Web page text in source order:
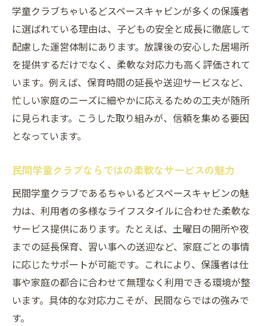
つくば市で学童クラブちゃいるどスペース
キャビンを選ぶ際のポイント
口コミで評判の学童クラブちゃいるどスペ
ースキャビンの活用例
学童クラブちゃいるどスペースキャビンを活用
した子育て支援の新提案
学童クラブちゃいるどスペースキャビンで
広がる子どもの体験
学童クラブちゃいるどスペースキャビンが
つくば市で充実した学童クラブちゃいるど
スペースキャビンのサポート
学童クラブちゃいるどスペースキャビン活
用による成長機会の創出
保護者が選ぶ学童クラブちゃいるどスペー
スキャビンの理由
学童クラブちゃいるどスペースキャビンが多くの保護者
に選ばれている理由は、子どもの安全と成長に徹底して
配慮した運営体制にあります。放課後の安心した居場所
を提供するだけでなく、柔軟な対応力も高く評価されて
います。例えば、保育時間の延長や送迎サービスなど、
忙しい家庭のニーズに細やかに応えるための工夫が随所
に見られます。こうした取り組みが、信頼を集める要因
となっています。
民間学童クラブならではの柔軟なサービスの魅力
民間学童クラブであるちゃいるどスペースキャビンの魅
力は、利用者の多様なライフスタイルに合わせた柔軟な
サービス提供にあります。たとえば、土曜日の開所や夜
までの延長保育、習い事への送迎など、家庭ごとの事情
に応じたサポートが可能です。これにより、保護者は仕
事や家庭の都合に合わせて無理なく利用できる環境が整
います。具体的な対応力こそが、民間ならではの強みで
す。